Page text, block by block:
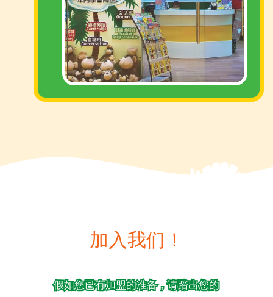
加入我们！
假如您已有加盟的准备，请踏出您的